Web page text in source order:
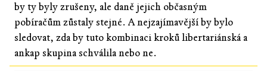
by ty byly zrušeny, ale daně jejich občasným
pobíračům zůstaly stejné. A nejzajímavější by bylo
sledovat, zda by tuto kombinaci kroků libertariánská a
ankap skupina schválila nebo ne.